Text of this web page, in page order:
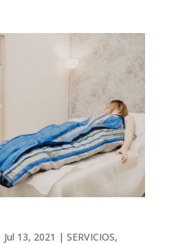
Jul 13, 2021 | SERVICIOS,